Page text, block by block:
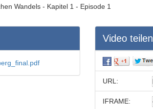
Wandels - Kapitel 1 - Episode 1
Video teilen
URL:
IFRAME: